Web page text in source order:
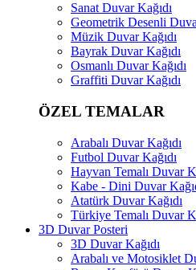
Sanat Duvar Kağıdı
Geometrik Desenli
Müzik Duvar Kağıdı
Bayrak Duvar Kağıdı
Osmanlı Duvar Kağıdı
Graffiti Duvar Kağıdı
ÖZEL TEMALAR
Arabalı Duvar Kağıdı
Futbol Duvar Kağıdı
Hayvan Temalı Duvar
Kabe - Dini Duvar
Atatürk Duvar Kağıdı
Türkiye Temalı Duvar
3D Duvar Posteri
3D Duvar Kağıdı
Arabalı ve Motosiklet